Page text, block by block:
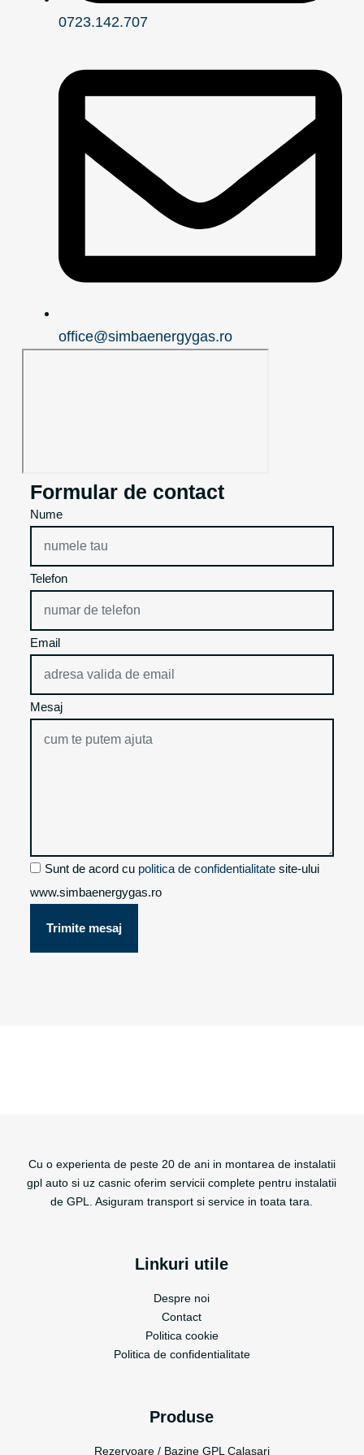
0723.142.707
office@simbaenergygas.ro
Formular de contact
Nume
Telefon
Email
Mesaj
Sunt de acord cu politica de confidentialitatesite-ului
www.simbaenergygas.ro
Trimite mesaj
Cu o experienta de peste 20 de ani in montarea de instalatii
gpl auto si uz casnic oferim servicii complete pentru instalatii
de GPL. Asiguram transport si service in toata tara.
Linkuri utile
Despre noi
Contact
Politica cookie
Politica de confidentialitate
Produse
Rezervoare / Bazine GPL Calasari